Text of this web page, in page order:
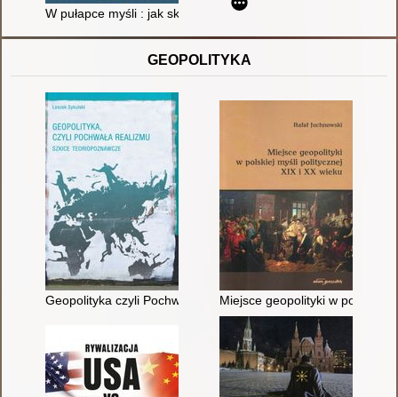
W pułapce myśli : jak skutecznie poradzić sobie z depresją,
GEOPOLITYKA
Geopolityka czyli Pochwała realizmu : szkice teoriopoznawcze
Miejsce geopolityki w polskiej